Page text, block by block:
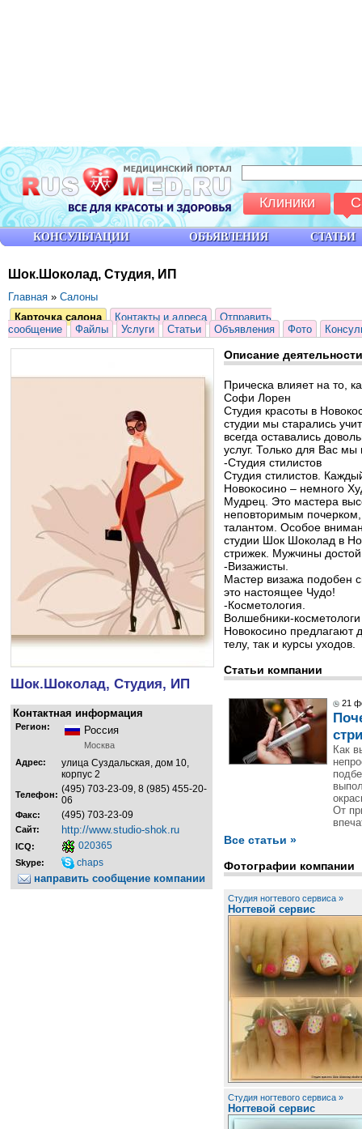
Шок.Шоколад, Студия, ИП
Главная » Салоны
Карточка салона
Контакты и адреса
Отправить
сообщение
Файлы Услуги Статьи Объявления Фото
Шок.Шоколад, Студия, ИП
Контактная информация
Регион: Россия
Москва
Адрес:
улица Суздальская, дом 10,
корпус 2
Телефон: (495) 703-23-09, 8 (985) 455-20-
06
Факс: (495) 703-23-09
Сайт: http://www.studio-shok.ru
ICQ: 020365
Skype: chaps
направить сообщение компании
Описание деятельности
Прическа влияет на то,
Софи Лорен
Студия красоты в
студии мы старались
всегда оставались
услуг. Только для Вас
-Студия стилистов
Студия стилистов.
Новокосино – немного
Мудрец. Это мастера
неповторимым
талантом. Особое
студии Шок Шоколад в
стрижек. Мужчины
-Визажисты.
Мастер визажа подобен
это настоящее Чудо!
-Косметология.
Волшебники-
Новокосино предлагают
телу, так и курсы уходов.
Статьи компании
21
Как
От
Все статьи »
Фотографии компании
Студия ногтевого сервиса »
Ногтевой сервис
Студия ногтевого сервиса »
Ногтевой сервис
КОНСУЛЬТАЦИИ ОБЪЯВЛЕНИЯ СТАТЬИ
Клиники